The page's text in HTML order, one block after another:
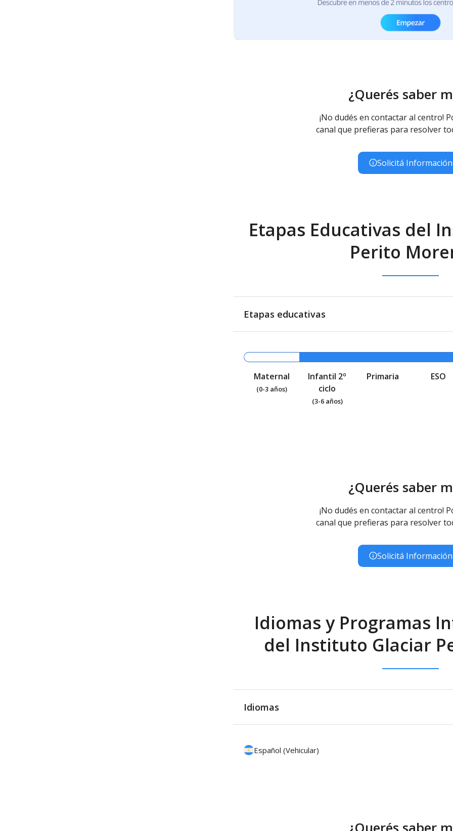
¿Querés saber
¡No dudés en contactar al centro!
canal que prefieras para resolver
Solicitá Información
Etapas Educativas del
Perito
Etapas educativas
Maternal
(0-3 años)
Infantil 2º
ciclo
(3-6 años)
Primaria ESO
¿Querés saber
¡No dudés en contactar al centro!
canal que prefieras para resolver
Solicitá Información
Idiomas y Programas
del Instituto Glaciar
Idiomas
Español (Vehicular)
¿Querés saber